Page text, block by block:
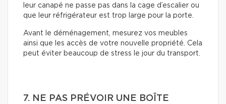
leur canapé ne passe pas dans la cage d’escalier ou
que leur réfrigérateur est trop large pour la porte.
Avant le déménagement, mesurez vos meubles
ainsi que les accès de votre nouvelle propriété. Cela
peut éviter beaucoup de stress le jour du transport.
7. NE PAS PRÉVOIR UNE BOÎTE